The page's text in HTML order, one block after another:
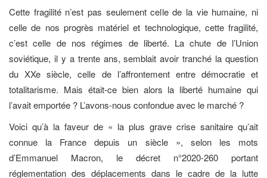
Cette fragilité n’est pas seulement celle de la vie humaine, ni
celle de nos progrès matériel et technologique, cette fragilité,
c’est celle de nos régimes de liberté. La chute de l’Union
soviétique, il y a trente ans, semblait avoir tranché la question
du XXe siècle, celle de l’affrontement entre démocratie et
totalitarisme. Mais était-ce bien alors la liberté humaine qui
l’avait emportée ? L’avons-nous confondue avec le marché ?
Voici qu’à la faveur de « la plus grave crise sanitaire qu’ait
connue la France depuis un siècle », selon les mots
d’Emmanuel Macron, le décret n°2020-260 portant
réglementation des déplacements dans le cadre de la lutte